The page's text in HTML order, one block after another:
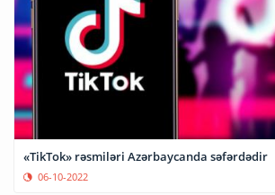
«TikTok» rəsmiləri Azərbaycanda səfərdədir
06-10-2022